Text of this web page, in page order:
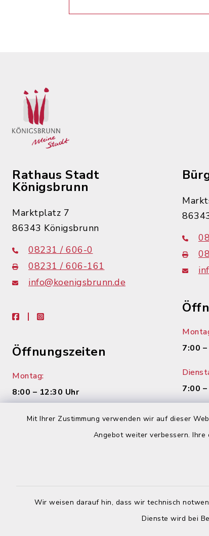
Mit Ihrer Zustimmung verwenden wir auf dieser
Angebot weiter verbessern.
Wir weisen darauf hin, dass wir technisch
Dienste wird bei
Rathaus Stadt
Königsbrunn
Marktplatz 7
86343 Königsbrunn
08231 / 606-0
08231 / 606-161
info@koenigsbrunn.de
facebookinstagram
Öffnungszeiten
Montag:
8:00 – 12:30 Uhr
Dienstag:
Donnerstag:
8:00 – 12:30 Uhr und 14:00 – 18:00
7:00
7:00
8:00
8:00